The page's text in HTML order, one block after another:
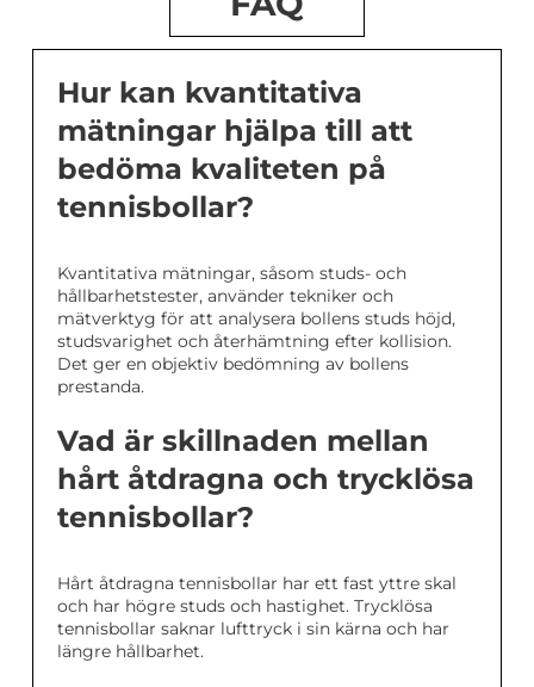
Hur kan kvantitativa
mätningar hjälpa till att
bedöma kvaliteten på
tennisbollar?
Kvantitativa mätningar, såsom studs- och
hållbarhetstester, använder tekniker och
mätverktyg för att analysera bollens studs höjd,
studsvarighet och återhämtning efter kollision.
Det ger en objektiv bedömning av bollens
prestanda.
Vad är skillnaden mellan
hårt åtdragna och trycklösa
tennisbollar?
Hårt åtdragna tennisbollar har ett fast yttre skal
och har högre studs och hastighet. Trycklösa
tennisbollar saknar lufttryck i sin kärna och har
längre hållbarhet.